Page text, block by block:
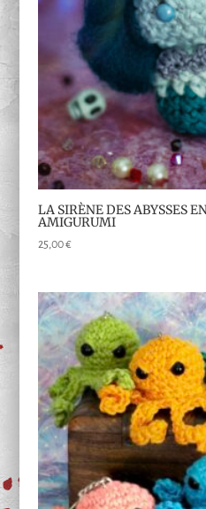
LA SIRÈNE DES ABYSSES
AMIGURUMI
25,00€